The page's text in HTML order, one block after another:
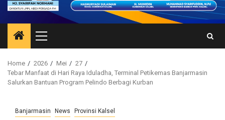
Primary
Menu
Home 2026 Mei
27
Tebar Manfaat di Hari Raya Iduladha, Terminal Petikemas Banjarmasin
Salurkan Bantuan Program Pelindo Berbagi Kurban
Banjarmasin News Provinsi Kalsel